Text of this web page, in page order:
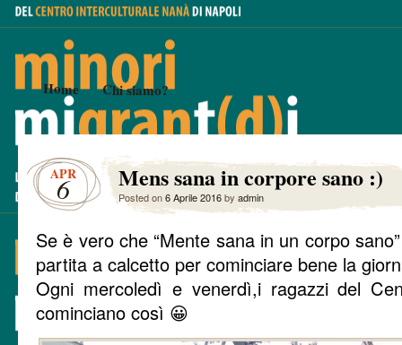
Home Chi siamo?
APR
6 Mens sana in corpore sano :)
Posted on6 Aprile 2016by admin
Se è vero che “Mente sana in un corpo
partita a calcetto per cominciare bene la
Ogni mercoledì e venerdì,i ragazzi del
cominciano così 😀